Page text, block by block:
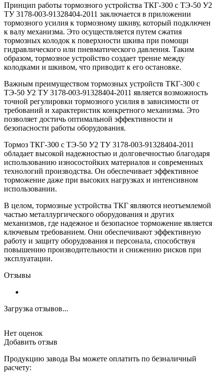
Принцип работы тормозного устройства ТКГ-300 с ТЭ-50 У2
ТУ 3178-003-91328404-2011 заключается в приложении
тормозного усилия к тормозному шкиву, который подключен
к валу механизма. Это осуществляется путем сжатия
тормозных колодок к поверхности шкива при помощи
гидравлического или пневматического давления. Таким
образом, тормозное устройство создает трение между
колодками и шкивом, что приводит к его остановке.
Важным преимуществом тормозных устройств ТКГ-300 с
ТЭ-50 У2 ТУ 3178-003-91328404-2011 является возможность
точной регулировки тормозного усилия в зависимости от
требований и характеристик конкретного механизма. Это
позволяет достичь оптимальной эффективности и
безопасности работы оборудования.
Тормоз ТКГ-300 с ТЭ-50 У2 ТУ 3178-003-91328404-2011
обладает высокой надежностью и долговечностью благодаря
использованию износостойких материалов и современных
технологий производства. Он обеспечивает эффективное
торможение даже при высоких нагрузках и интенсивном
использовании.
В целом, тормозные устройства ТКГ являются неотъемлемой
частью металлургического оборудования и других
механизмов, где надежное и безопасное торможение является
ключевым требованием. Они обеспечивают эффективную
работу и защиту оборудования и персонала, способствуя
повышению производительности и снижению рисков при
эксплуатации.
Отзывы
Загрузка отзывов...
Нет оценок
Добавить отзыв
Продукцию завода Вы можете оплатить по безналичный
расчету: